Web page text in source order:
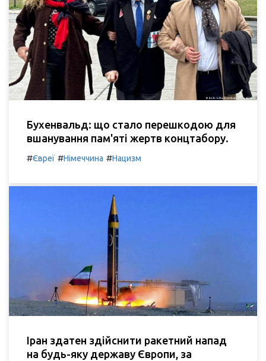
Бухенвальд: що стало перешкодою для
вшанування пам'яті жертв концтабору.
#Євреї #Німеччина #Нацизм
Іран здатен здійснити ракетний напад
на будь-яку державу Європи, за